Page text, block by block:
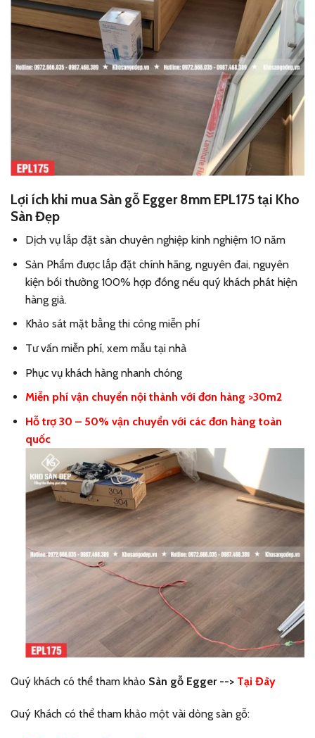
Lợi ích khi mua Sàn gỗ Egger 8mm EPL175 tại Kho
Sàn Đẹp
Dịch vụ lắp đặt sàn chuyên nghiệp kinh nghiệm 10 năm
Sản Phẩm được lắp đặt chính hãng, nguyên đai, nguyên
kiện bồi thường 100% hợp đồng nếu quý khách phát hiện
hàng giả.
Khảo sát mặt bằng thi công miễn phí
Tư vấn miễn phí, xem mẫu tại nhà
Phục vụ khách hàng nhanh chóng
Miễn phí vận chuyển nội thành với đơn hàng >30m2
Hỗ trợ 30 – 50% vận chuyển với các đơn hàng toàn
quốc
Quý khách có thể tham khảo Sàn gỗ Egger --> Tại Đây
Quý Khách có thể tham khảo một vài dòng sàn gỗ: